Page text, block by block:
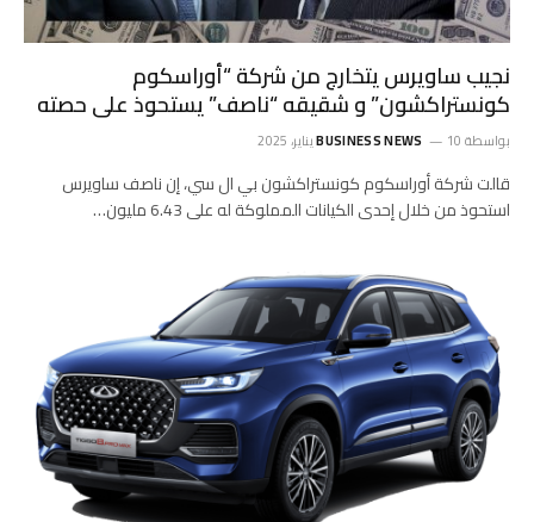
نجيب ساويرس يتخارج من شركة “أوراسكوم
كونستراكشون” و شقيقه “ناصف” يستحوذ على حصته
بواسطة BUSINESS NEWS 10 يناير، 2025
قالت شركة أوراسكوم كونستراكشون بي ال سي، إن ناصف ساويرس
استحوذ من خلال إحدى الكيانات المملوكة له على 6.43 مليون…